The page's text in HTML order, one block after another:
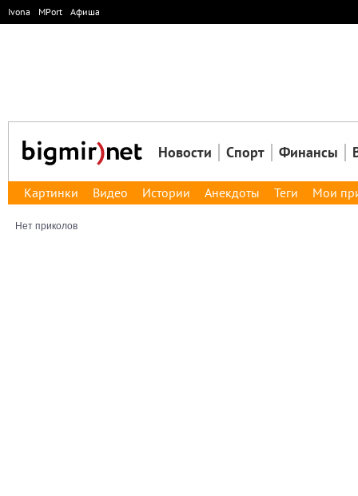
Ivona MPort Афиша
Новости Спорт Финансы
Картинки Видео Истории Анекдоты Теги Мои
Нет приколов